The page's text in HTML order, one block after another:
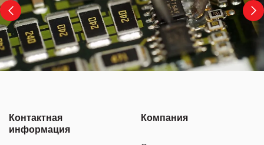
Контактная
информация
Компания